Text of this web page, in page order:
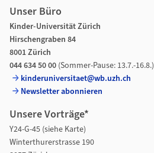
Unser Büro
Kinder-Universität Zürich
Hirschengraben 84
8001 Zürich
044 634 50 00 (Sommer-Pause: 13.7.-16.8.)
kinderuniversitaet@wb.uzh.ch
Newsletter abonnieren
Unsere Vorträge*
Y24-G-45 (siehe Karte)
Winterthurerstrasse 190